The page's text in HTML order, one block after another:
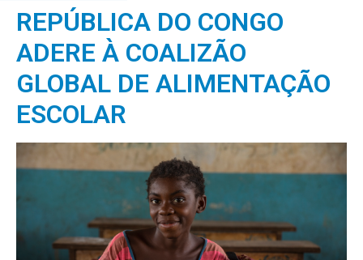
REPÚBLICA DO CONGO
ADERE À COALIZÃO
GLOBAL DE ALIMENTAÇÃO
ESCOLAR